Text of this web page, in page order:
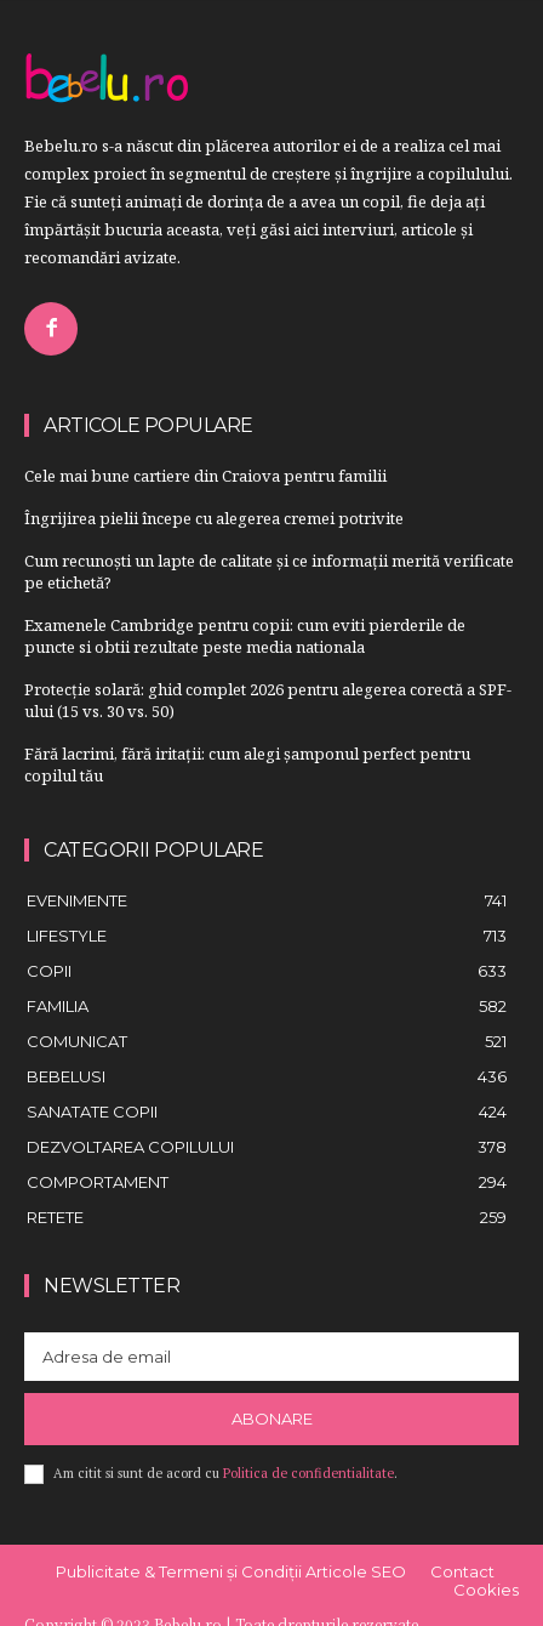
Bebelu.ro s-a născut din plăcerea autorilor ei de a realiza cel mai
complex proiect în segmentul de creştere şi îngrijire a copilulului.
Fie că sunteţi animaţi de dorinţa de a avea un copil, fie deja aţi
împărtăşit bucuria aceasta, veți găsi aici interviuri, articole şi
recomandări avizate.
ARTICOLE POPULARE
Cele mai bune cartiere din Craiova pentru familii
Îngrijirea pielii începe cu alegerea cremei potrivite
Cum recunoști un lapte de calitate și ce informații merită verificate
pe etichetă?
Examenele Cambridge pentru copii: cum eviti pierderile de
puncte si obtii rezultate peste media nationala
Protecție solară: ghid complet 2026 pentru alegerea corectă a SPF-
ului (15 vs. 30 vs. 50)
Fără lacrimi, fără iritații: cum alegi șamponul perfect pentru
copilul tău
CATEGORII POPULARE
EVENIMENTE
741
LIFESTYLE
713
COPII
633
FAMILIA
582
COMUNICAT
521
BEBELUSI
436
SANATATE COPII
424
DEZVOLTAREA COPILULUI
378
COMPORTAMENT
294
RETETE
259
NEWSLETTER
ABONARE
Am citit si sunt de acord cu Politica de confidentialitate.
Publicitate & Termeni și Condiții Articole SEO
Contact
Cookies